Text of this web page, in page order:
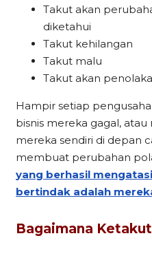
Takut akan
diketahui
Takut kehilangan
Takut malu
Takut akan
Hampir setiap
bisnis mereka gagal,
mereka sendiri di depan
membuat perubahan
yang berhasil
bertindak adalah
Bagaimana